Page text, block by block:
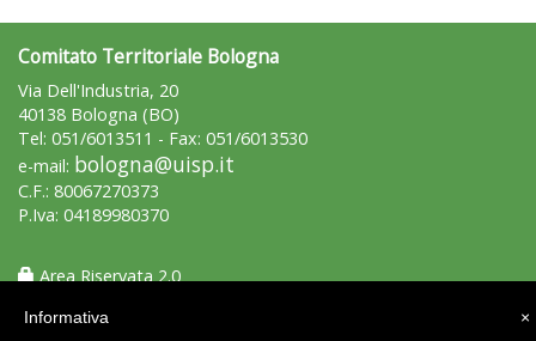
La formazione Uisp rallenta ma prosegue anche in estate
Comitato Territoriale Bologna
Via Dell'Industria, 20
40138 Bologna (BO)
Tel: 051/6013511 - Fax: 051/6013530
e-mail: bologna@uisp.it
C.F.: 80067270373
P.Iva: 04189980370
Area Riservata 2.0
×
Informativa